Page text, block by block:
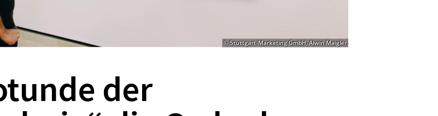
© Stuttgart-Marketing GmbH, Alwin Maigler
der